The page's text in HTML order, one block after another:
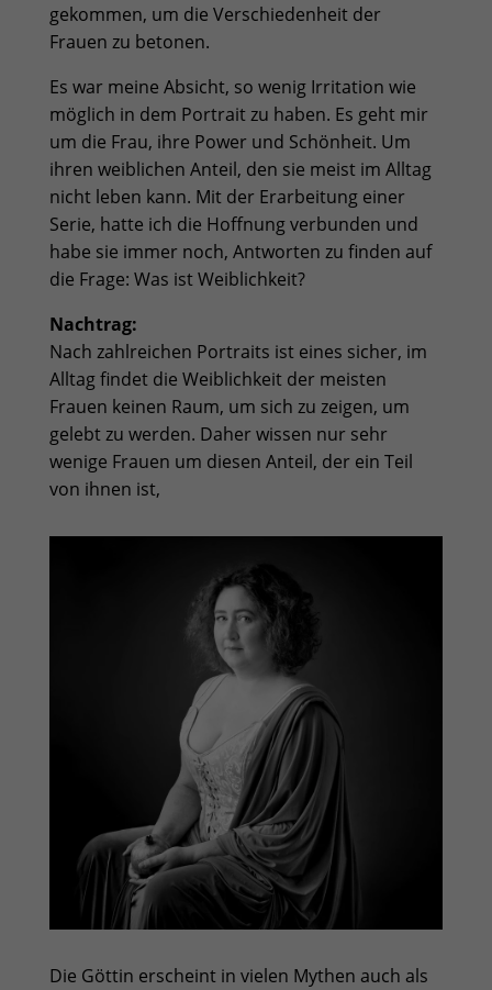
gekommen, um die Verschiedenheit der
Frauen zu betonen.
Es war meine Absicht, so wenig Irritation wie
möglich in dem Portrait zu haben. Es geht mir
um die Frau, ihre Power und Schönheit. Um
ihren weiblichen Anteil, den sie meist im Alltag
nicht leben kann. Mit der Erarbeitung einer
Serie, hatte ich die Hoffnung verbunden und
habe sie immer noch, Antworten zu finden auf
die Frage: Was ist Weiblichkeit?
Nachtrag:
Nach zahlreichen Portraits ist eines sicher, im
Alltag findet die Weiblichkeit der meisten
Frauen keinen Raum, um sich zu zeigen, um
gelebt zu werden. Daher wissen nur sehr
wenige Frauen um diesen Anteil, der ein Teil
von ihnen ist,
Die Göttin erscheint in vielen Mythen auch als